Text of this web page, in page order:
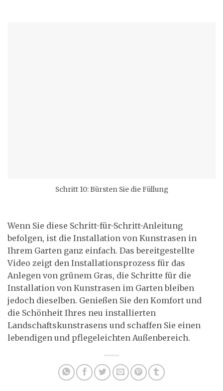
Schritt 10: Bürsten Sie die Füllung
Wenn Sie diese Schritt-für-Schritt-Anleitung
befolgen, ist die Installation von Kunstrasen in
Ihrem Garten ganz einfach. Das bereitgestellte
Video zeigt den Installationsprozess für das
Anlegen von grünem Gras, die Schritte für die
Installation von Kunstrasen im Garten bleiben
jedoch dieselben. Genießen Sie den Komfort und
die Schönheit Ihres neu installierten
Landschaftskunstrasens und schaffen Sie einen
lebendigen und pflegeleichten Außenbereich.